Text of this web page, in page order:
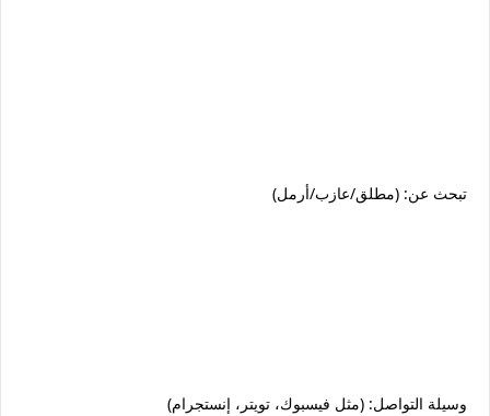
تبحث عن: (مطلق/عازب/أرمل)
وسيلة التواصل: (مثل فيسبوك، تويتر، إنستجرام)